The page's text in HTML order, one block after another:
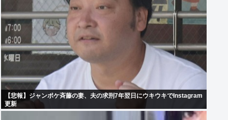
【悲報】ジャンポケ斉藤の妻、夫の求刑7年翌日にウキウキでInstagram
更新